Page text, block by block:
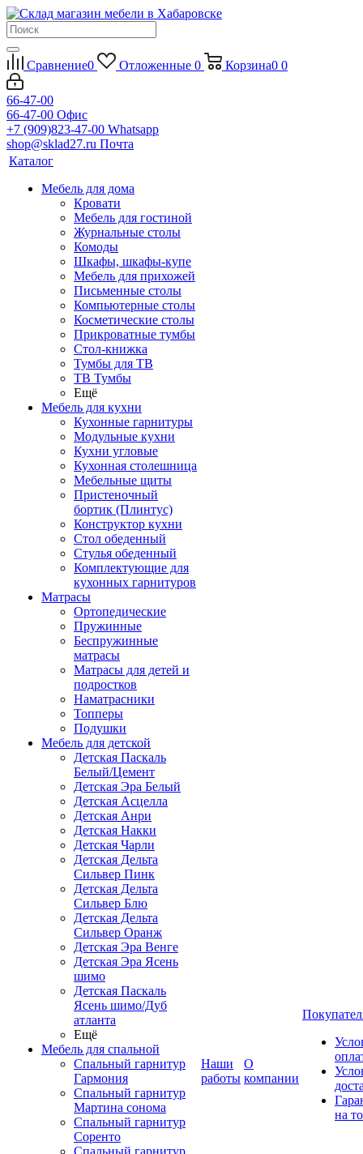
Сравнение0 Отложенные 0 Корзина0 0
66-47-00
66-47-00 Офис
+7 (909)823-47-00 Whatsapp
shop@sklad27.ru Почта
Каталог
Мебель для дома
Кровати
Мебель для гостиной
Журнальные столы
Комоды
Шкафы, шкафы-купе
Мебель для прихожей
Письменные столы
Компьютерные столы
Косметические столы
Прикроватные тумбы
Стол-книжка
Тумбы для ТВ
ТВ Тумбы
Ещё
Мебель для кухни
Кухонные гарнитуры
Модульные кухни
Кухни угловые
Кухонная столешница
Мебельные щиты
Пристеночный
бортик (Плинтус)
Конструктор кухни
Стол обеденный
Стулья обеденный
Комплектующие для
кухонных гарнитуров
Матраcы
Ортопедические
Пружинные
Беспружинные
матрасы
Матрасы для детей и
подростков
Наматрасники
Топперы
Подушки
Мебель для детской
Детская Паскаль
Белый/Цемент
Детская Эра Белый
Детская Асцелла
Детская Анри
Детская Накки
Детская Чарли
Детская Дельта
Сильвер Пинк
Детская Дельта
Сильвер Блю
Детская Дельта
Сильвер Оранж
Детская Эра Венге
Детская Эра Ясень
шимо
Детская Паскаль
Ясень шимо/Дуб
атланта
Ещё
Мебель для спальной
Спальный гарнитур
Гармония
Спальный гарнитур
Мартина сонома
Спальный гарнитур
Соренто
Спальный гарнитур
Наши
работы
О
компании
на